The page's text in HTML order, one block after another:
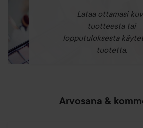
Lataa ottamasi
tuotteesta tai
lopputuloksesta
tuotetta.
Arvosana &